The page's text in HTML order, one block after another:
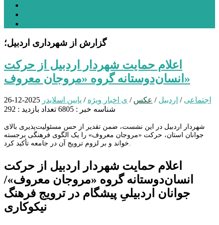
گزارش از شهرداری اردبیل؛
اعلام حمایت شهردار اردبیل از حرکت
انسان‌دوستانه گروه «مروجان معروف»
اجتماعی / اردبیل / عکس / ی اخبار ویژه / یایین اسلایدر 2025-12-26
شناسه خبر : 6805
تعداد بازدید : 292
شهردار اردبیل در این نشست، ضمن تقدیر از حس مسئولیت‌پذیری بالای
جوانان استان، حرکت «مروجان معروف» را یک الگوی فرهنگی برجسته
اعلام حمایت شهردار اردبیل از حرکت
انسان‌دوستانه گروه «مروجان معروف»/
جوانان اردبیلیِ پیشگام در ترویج فرهنگ
نیکوکاری